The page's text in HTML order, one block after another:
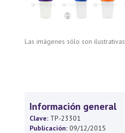
Las imágenes sólo son ilustrativas
Información general
Clave: TP-23301
Publicación: 09/12/2015